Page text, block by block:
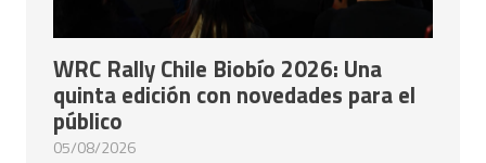
WRC Rally Chile Biobío 2026: Una
quinta edición con novedades para el
público
05/08/2026